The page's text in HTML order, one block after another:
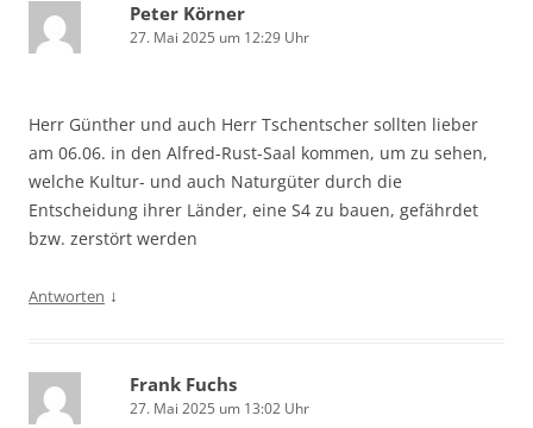
Peter Körner
27. Mai 2025 um 12:29 Uhr
Herr Günther und auch Herr Tschentscher sollten lieber
am 06.06. in den Alfred-Rust-Saal kommen, um zu sehen,
welche Kultur- und auch Naturgüter durch die
Entscheidung ihrer Länder, eine S4 zu bauen, gefährdet
bzw. zerstört werden
Antworten ↓
Frank Fuchs
27. Mai 2025 um 13:02 Uhr